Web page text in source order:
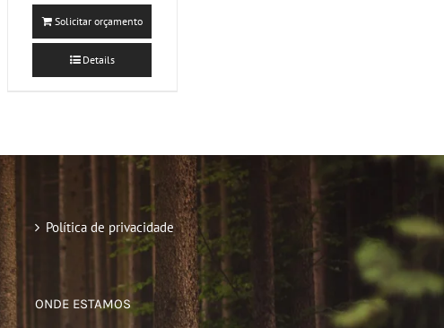
Solicitar orçamento
Details
Política de privacidade
ONDE ESTAMOS